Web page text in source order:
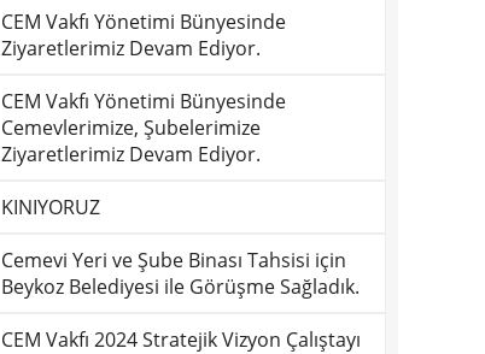
CEM Vakfı Yönetimi Bünyesinde
Ziyaretlerimiz Devam Ediyor.
CEM Vakfı Yönetimi Bünyesinde
Cemevlerimize, Şubelerimize
Ziyaretlerimiz Devam Ediyor.
KINIYORUZ
Cemevi Yeri ve Şube Binası Tahsisi için
Beykoz Belediyesi ile Görüşme Sağladık.
CEM Vakfı 2024 Stratejik Vizyon Çalıştayı